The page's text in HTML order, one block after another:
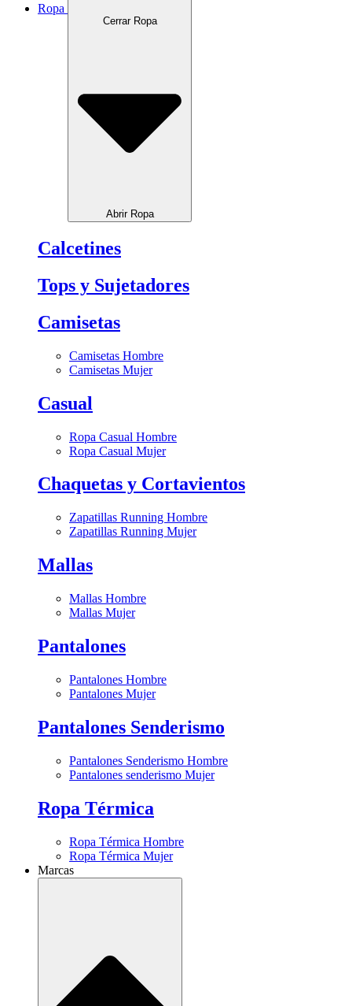
Ropa
Cerrar Ropa
Abrir Ropa
Calcetines
Tops y Sujetadores
Camisetas
Camisetas Hombre
Camisetas Mujer
Casual
Ropa Casual Hombre
Ropa Casual Mujer
Chaquetas y Cortavientos
Zapatillas Running Hombre
Zapatillas Running Mujer
Mallas
Mallas Hombre
Mallas Mujer
Pantalones
Pantalones Hombre
Pantalones Mujer
Pantalones Senderismo
Pantalones Senderismo Hombre
Pantalones senderismo Mujer
Ropa Térmica
Ropa Térmica Hombre
Ropa Térmica Mujer
Marcas